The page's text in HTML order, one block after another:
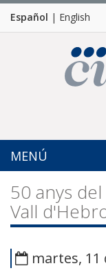
Español | English
MENÚ
50 anys
Vall
martes, 11